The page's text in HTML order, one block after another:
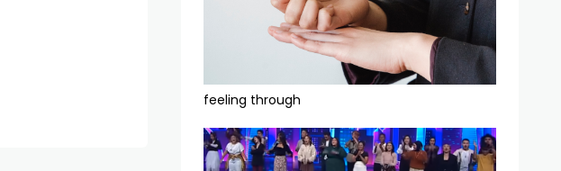
feeling through